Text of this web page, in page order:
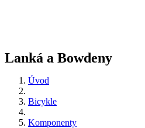
Lanká a Bowdeny
Úvod
Bicykle
Komponenty